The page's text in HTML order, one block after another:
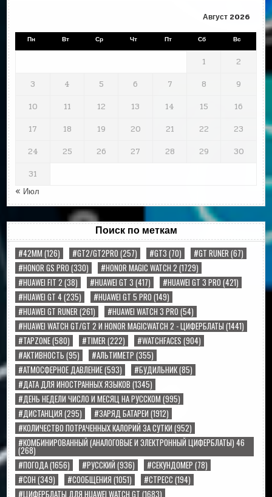
Август 2026
Пн Вт Ср Чт Пт Сб Вс
1
2
3
4 5 6 7 8
9
10
11 12 13 14 15
16
17
18 19 20 21 22
23
24
25 26 27 28 29
30
31
« Июл
Поиск по меткам
#42MM (126) #GT2/GT2PRO (257) #GT3 (70) #GT RUNER (67)
#HONOR GS PRO (330) #HONOR MAGIC WATCH 2 (1729)
#HUAWEI FIT 2 (38) #HUAWEI GT 3 (417) #HUAWEI GT 3 PRO (421)
#HUAWEI GT 4(235) #HUAWEI GT 5 PRO (149)
#HUAWEI GT RUNER (261) #HUAWEI WATCH 3 PRO (54)
#HUAWEI WATCH GT/GT 2 И HONOR MAGICWATCH 2 - ЦИФЕРБЛАТЫ (1441)
#TAPZONE(580) #TIMER (222) #WATCHFACES (904)
#АКТИВНОСТЬ (95) #АЛЬТИМЕТР (355)
#АТМОСФЕРНОЕ ДАВЛЕНИЕ(593) #БУДИЛЬНИК(85)
#ДАТА ДЛЯ ИНОСТРАННЫХ ЯЗЫКОВ (1345)
#ДЕНЬ НЕДЕЛИ ЧИСЛО И МЕСЯЦ НА РУССКОМ (995)
#ДИСТАНЦИЯ (295) #ЗАРЯД БАТАРЕИ (1912)
#КОЛИЧЕСТВО ПОТРАЧЕННЫХ КАЛОРИЙ ЗА СУТКИ (952)
#КОМБИНИРОВАННЫЙ (АНАЛОГОВЫЕ И ЭЛЕКТРОННЫЙ ЦИФЕРБЛАТЫ) 46
(268)
#ПОГОДА(1656) #РУССКИЙ (936) #СЕКУНДОМЕР (78)
#СОН (349) #СООБЩЕНИЯ (1051) #СТРЕСС (194)
#ЦИФЕРБЛАТЫ ДЛЯ HUAWEI WATCH GT (1683)